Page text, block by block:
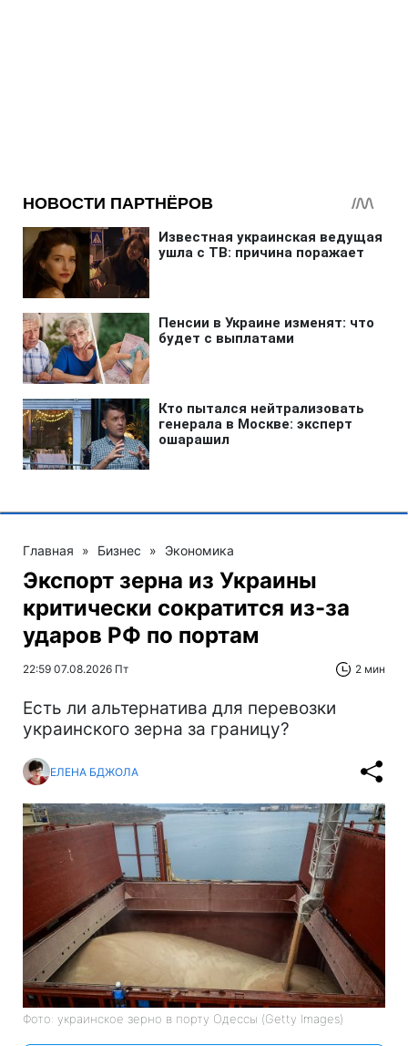
Главная » Бизнес » Экономика
Экспорт зерна из Украины
критически сократится из-за
ударов РФ по портам
22:59 07.08.2026 Пт 2 мин
Есть ли альтернатива для перевозки
украинского зерна за границу?
ЕЛЕНА БДЖОЛА
Фото: украинское зерно в порту Одессы (Getty Images)